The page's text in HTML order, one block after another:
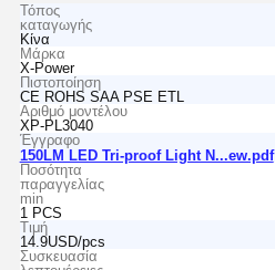
Τόπος
καταγωγής
Κίνα
Μάρκα
X-Power
Πιστοποίηση
CE ROHS SAA PSE ETL
Αριθμό μοντέλου
XP-PL3040
Έγγραφο
150LM LED Tri-proof Light N...ew.pdf
Ποσότητα
παραγγελίας
min
1 PCS
Τιμή
14.9USD/pcs
Συσκευασία